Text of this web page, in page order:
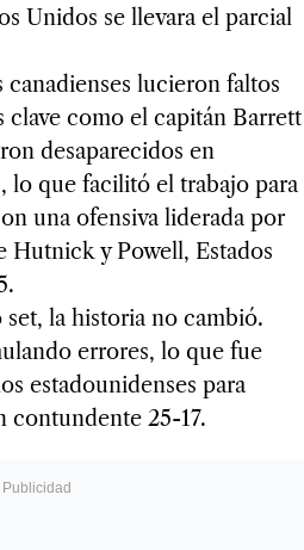
Unidos se llevara el parcial
canadienses lucieron faltos
clave como el capitán Barrett
desaparecidos en
lo que facilitó el trabajo para
una ofensiva liderada por
Hutnick y Powell, Estados
la historia no cambió.
errores, lo que fue
estadounidenses para
contundente 25-17.